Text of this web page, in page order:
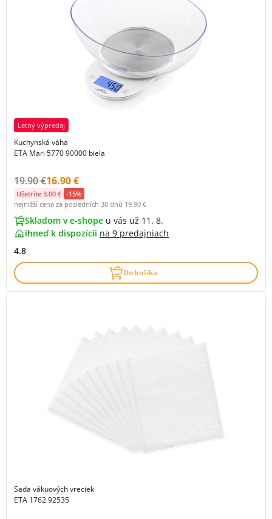
Letný výpredaj
Kuchynská váha
ETA Mari 5770 90000 biela
Původní cena s DPH:
19.90 €Cena s DPH:
16.90 €
Ušetríte 3.00 € -15%
nejnižší cena za posledních 30 dnů 19.90 €
Skladom v e-shope u vás už 11. 8.
ihneď k dispozícii na 9 predajniach
4.8
Do košíka
Sada vákuových vreciek
ETA 1762 92535